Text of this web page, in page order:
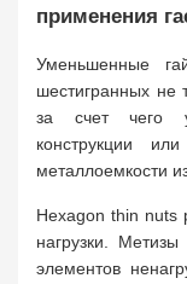
применения
Уменьшенные
шестигранных не
за счет чего
конструкции
металлоемкости
Hexagon thin nuts
нагрузки.
элементов